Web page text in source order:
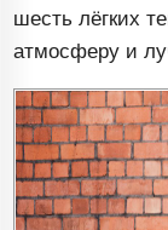
шесть лёгких
атмосферу и